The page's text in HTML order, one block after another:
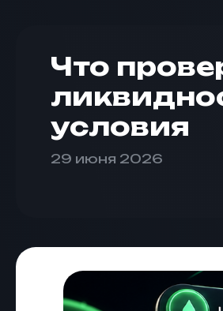
Что
условия
29 июня 2026